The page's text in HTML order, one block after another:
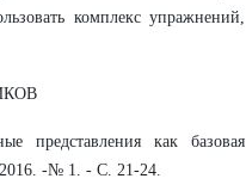
комплекс упражнений,
представления как базовая
2016. -№ 1. - С. 21-24.